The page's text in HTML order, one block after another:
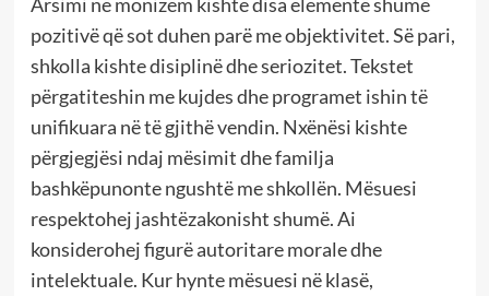
pozitivë që sot duhen parë me objektivitet. Së pari,
shkolla kishte disiplinë dhe seriozitet. Tekstet
përgatiteshin me kujdes dhe programet ishin të
unifikuara në të gjithë vendin. Nxënësi kishte
përgjegjësi ndaj mësimit dhe familja
bashkëpunonte ngushtë me shkollën. Mësuesi
respektohej jashtëzakonisht shumë. Ai
konsiderohej figurë autoritare morale dhe
intelektuale. Kur hynte mësuesi në klasë,